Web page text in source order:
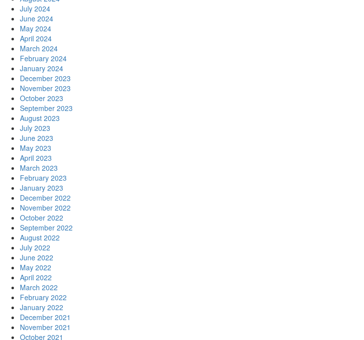
July 2024
June 2024
May 2024
April 2024
March 2024
February 2024
January 2024
December 2023
November 2023
October 2023
September 2023
August 2023
July 2023
June 2023
May 2023
April 2023
March 2023
February 2023
January 2023
December 2022
November 2022
October 2022
September 2022
August 2022
July 2022
June 2022
May 2022
April 2022
March 2022
February 2022
January 2022
December 2021
November 2021
October 2021